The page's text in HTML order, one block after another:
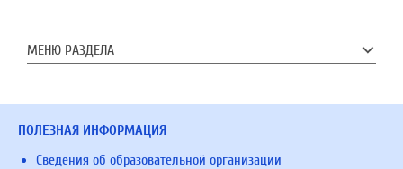
МЕНЮ РАЗДЕЛА
ПОЛЕЗНАЯ ИНФОРМАЦИЯ
Сведения об образовательной организации